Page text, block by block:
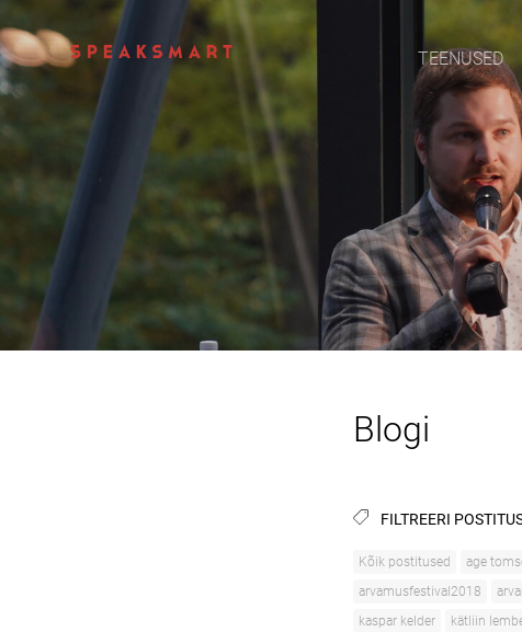
TEENUSED
Blogi
FILTREERI
Kõik postitused age
arvamusfestival2018
kaspar kelder
kätliin